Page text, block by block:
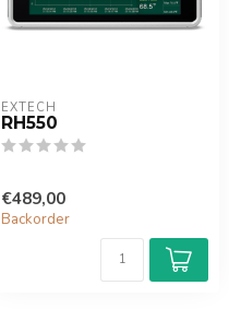
EXTECH
RH550
€489,00
Backorder